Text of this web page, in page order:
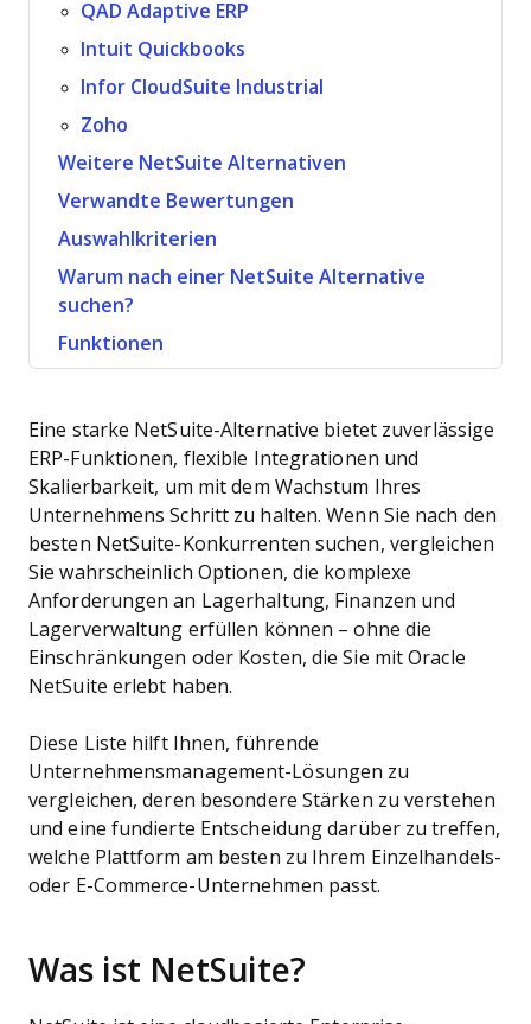
QAD Adaptive ERP
Intuit Quickbooks
Infor CloudSuite Industrial
Zoho
Weitere NetSuite Alternativen
Verwandte Bewertungen
Auswahlkriterien
Warum nach einer NetSuite Alternative
suchen?
Funktionen
Eine starke NetSuite-Alternative bietet zuverlässige
ERP-Funktionen, flexible Integrationen und
Skalierbarkeit, um mit dem Wachstum Ihres
Unternehmens Schritt zu halten. Wenn Sie nach den
besten NetSuite-Konkurrenten suchen, vergleichen
Sie wahrscheinlich Optionen, die komplexe
Anforderungen an Lagerhaltung, Finanzen und
Lagerverwaltung erfüllen können – ohne die
Einschränkungen oder Kosten, die Sie mit Oracle
NetSuite erlebt haben.
Diese Liste hilft Ihnen, führende
Unternehmensmanagement-Lösungen zu
vergleichen, deren besondere Stärken zu verstehen
und eine fundierte Entscheidung darüber zu treffen,
welche Plattform am besten zu Ihrem Einzelhandels-
oder E-Commerce-Unternehmen passt.
Was ist NetSuite?